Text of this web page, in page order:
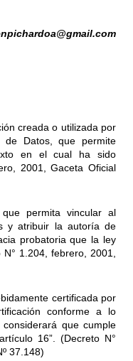
creada o utilizada por
de Datos, que permite
en el cual ha sido
2001, Gaceta Oficial
permita vincular al
y atribuir la autoría de
probatoria que la ley
1.204, febrero, 2001,
certificada por
conforme a lo
que cumple
16”. (Decreto N°
37.148)